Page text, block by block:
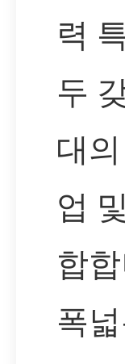
력
두
대
업
합
폭